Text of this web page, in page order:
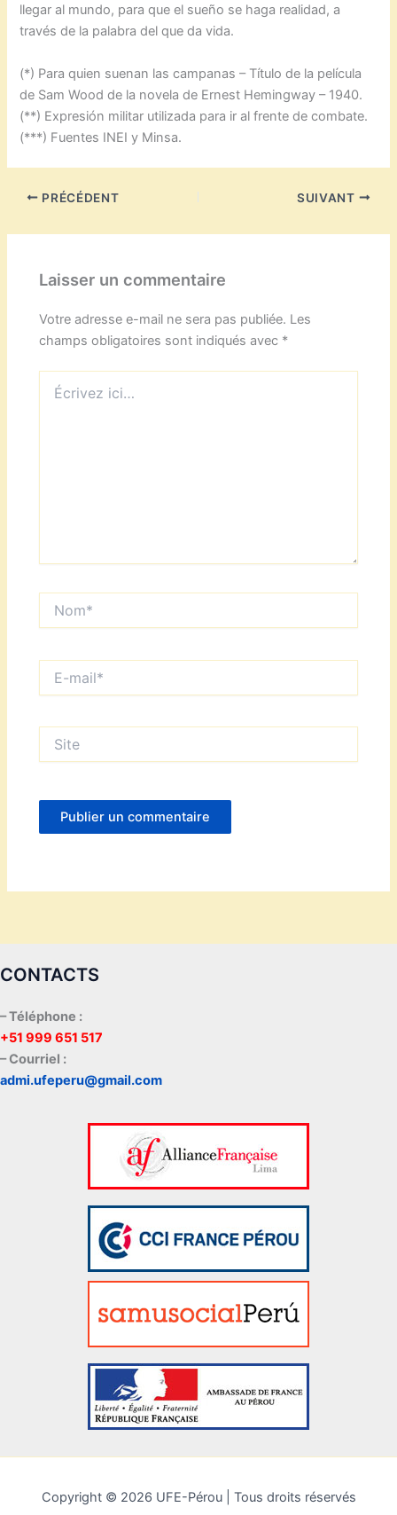
llegar al mundo, para que el sueño se haga realidad, a
través de la palabra del que da vida.
(*) Para quien suenan las campanas – Título de la película
de Sam Wood de la novela de Ernest Hemingway – 1940.
(**) Expresión militar utilizada para ir al frente de combate.
(***) Fuentes INEI y Minsa.
PRÉCÉDENT SUIVANT
Laisser un commentaire
Votre adresse e-mail ne sera pas publiée. Les
champs obligatoires sont indiqués avec *
ici…
mail*
CONTACTS
– Téléphone :
+51 999 651 517
– Courriel :
admi.ufeperu@gmail.com
Copyright © 2026 UFE-Pérou | Tous droits réservés